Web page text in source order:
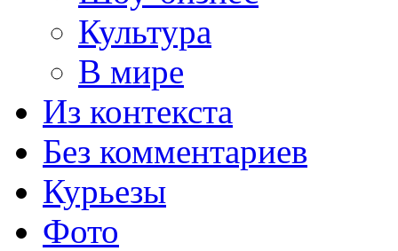
Культура
В мире
Из контекста
Без комментариев
Курьезы
Фото